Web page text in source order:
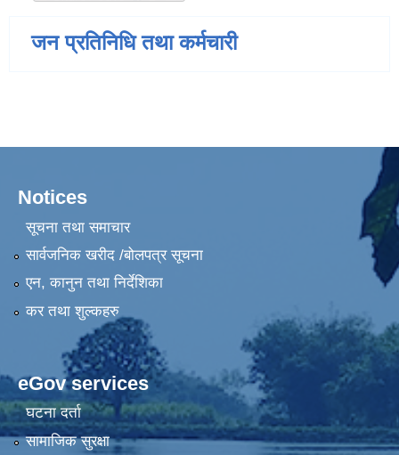
जन प्रतिनिधि तथा कर्मचारी
Notices
सूचना तथा समाचार
सार्वजनिक खरीद /बोलपत्र सूचना
एन, कानुन तथा निर्देशिका
कर तथा शुल्कहरु
eGov services
घटना दर्ता
सामाजिक सुरक्षा